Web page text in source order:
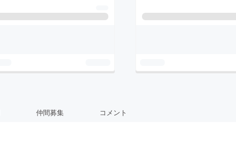
仲間募集 コメント